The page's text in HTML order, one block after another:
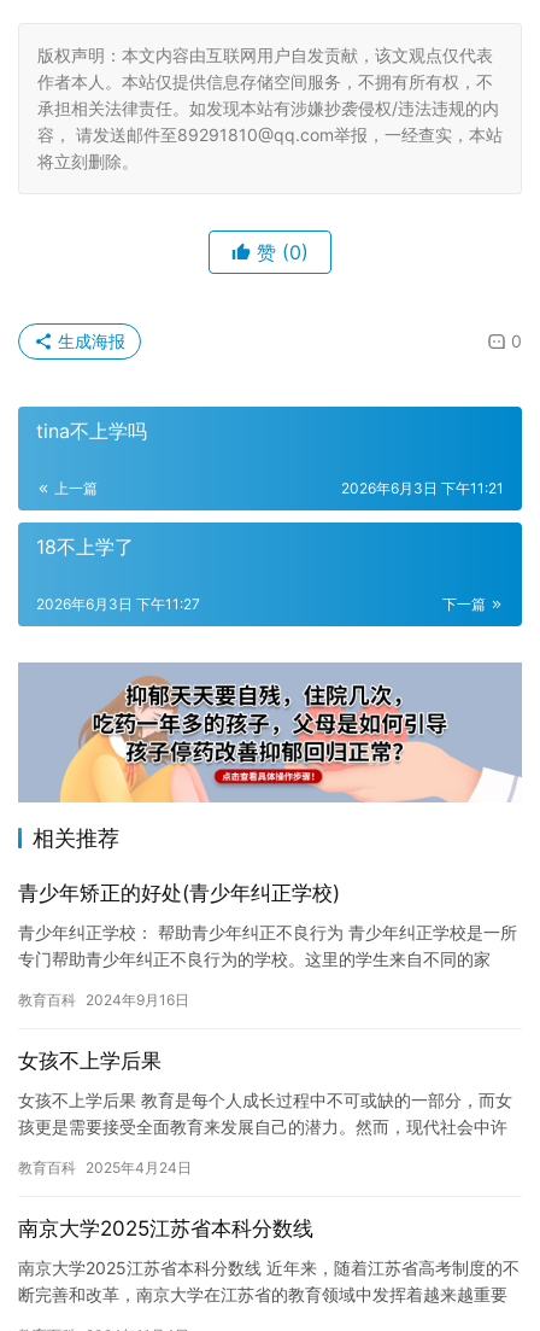
版权声明：本文内容由互联网用户自发贡献，该文观点仅代表
作者本人。本站仅提供信息存储空间服务，不拥有所有权，不
承担相关法律责任。如发现本站有涉嫌抄袭侵权/违法违规的内
容， 请发送邮件至89291810@qq.com举报，一经查实，本站
将立刻删除。
赞 (0)
0
生成海报
tina不上学吗
上一篇 2026年6月3日 下午11:21
18不上学了
下一篇
2026年6月3日 下午11:27
相关推荐
青少年矫正的好处(青少年纠正学校)
青少年纠正学校： 帮助青少年纠正不良行为 青少年纠正学校是一所
专门帮助青少年纠正不良行为的学校。这里的学生来自不同的家
的不…
教育百科 2024年9月16日
女孩不上学后果
女孩不上学后果 教育是每个人成长过程中不可或缺的一部分，而女
孩更是需要接受全面教育来发展自己的潜力。然而，现代社会中许
学…
教育百科 2025年4月24日
南京大学2025江苏省本科分数线
南京大学2025江苏省本科分数线 近年来，随着江苏省高考制度的不
断完善和改革，南京大学在江苏省的教育领域中发挥着越来越重要